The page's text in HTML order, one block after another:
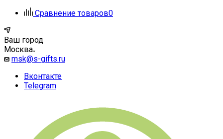
Сравнение товаров0
Ваш город
Москва
msk@s-gifts.ru
Вконтакте
Telegram